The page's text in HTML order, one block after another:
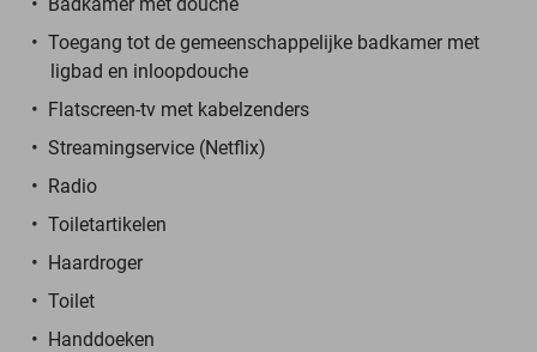
Toegang tot de gemeenschappelijke badkamer met
ligbad en inloopdouche
Flatscreen-tv met kabelzenders
Streamingservice (Netflix)
Radio
Toiletartikelen
Haardroger
Toilet
Handdoeken